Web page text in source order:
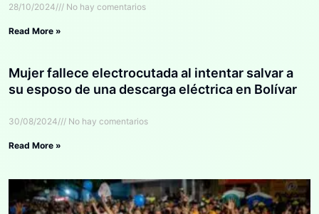
28/10/2024 No hay comentarios
Read More »
Mujer fallece electrocutada al intentar salvar a
su esposo de una descarga eléctrica en Bolívar
30/08/2024 No hay comentarios
Read More »